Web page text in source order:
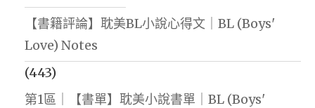
【書籍評論】耽美BL小說心得文｜BL (Boys'
Love) Notes
(443)
第1區｜【書單】耽美小說書單｜BL (Boys'